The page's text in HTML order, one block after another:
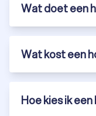
Wat doet een
Wat kost een
Hoe kies ik